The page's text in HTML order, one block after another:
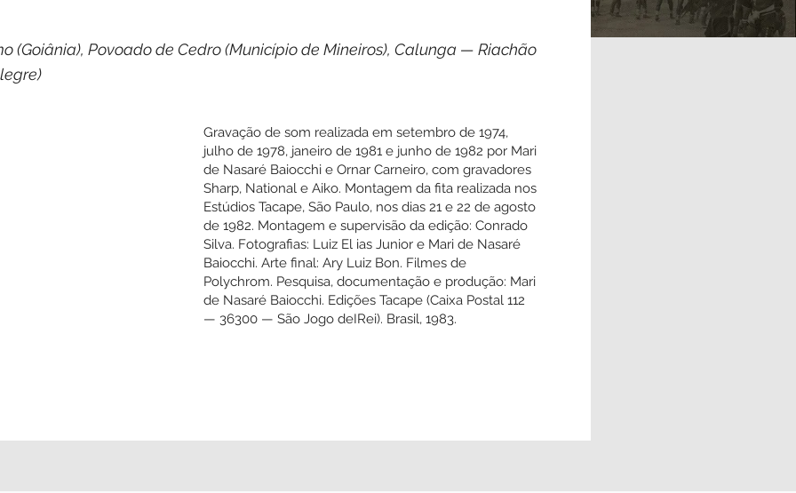
(Goiânia), Povoado de Cedro (Município de Mineiros), Calunga — Riachão
Gravação de som realizada em setembro de 1974,
julho de 1978, janeiro de 1981 e junho de 1982 por Mari
de Nasaré Baiocchi e Ornar Carneiro, com gravadores
Sharp, National e Aiko. Montagem da fita realizada nos
Estúdios Tacape, São Paulo, nos dias 21 e 22 de agosto
de 1982. Montagem e supervisão da edição: Conrado
Silva. Fotografias: Luiz El ias Junior e Mari de Nasaré
Baiocchi. Arte final: Ary Luiz Bon. Filmes de